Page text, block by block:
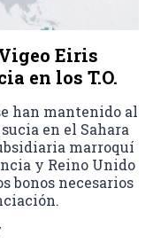
Eiris
en los T.O.
han mantenido al
en el Sahara
marroquí
y Reino Unido
bonos necesarios